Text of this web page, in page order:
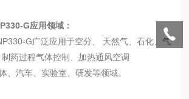
G应用领域：
G广泛应用于空分、 天然气、石化、气
药过程气体控制、加热通风空调
、汽车、实验室、研发等领域。